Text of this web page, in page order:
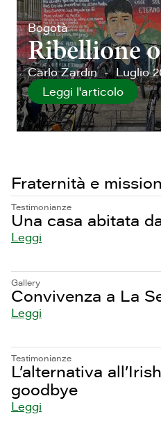
Bogotà
Ribellione
Carlo Zardin
Luglio
Leggi l'articolo
Fraternità e
Testimonianze
Una casa abitata
Leggi
Gallery
Convivenza a La
Leggi
Testimonianze
L’alternativa all’Irish
goodbye
Leggi